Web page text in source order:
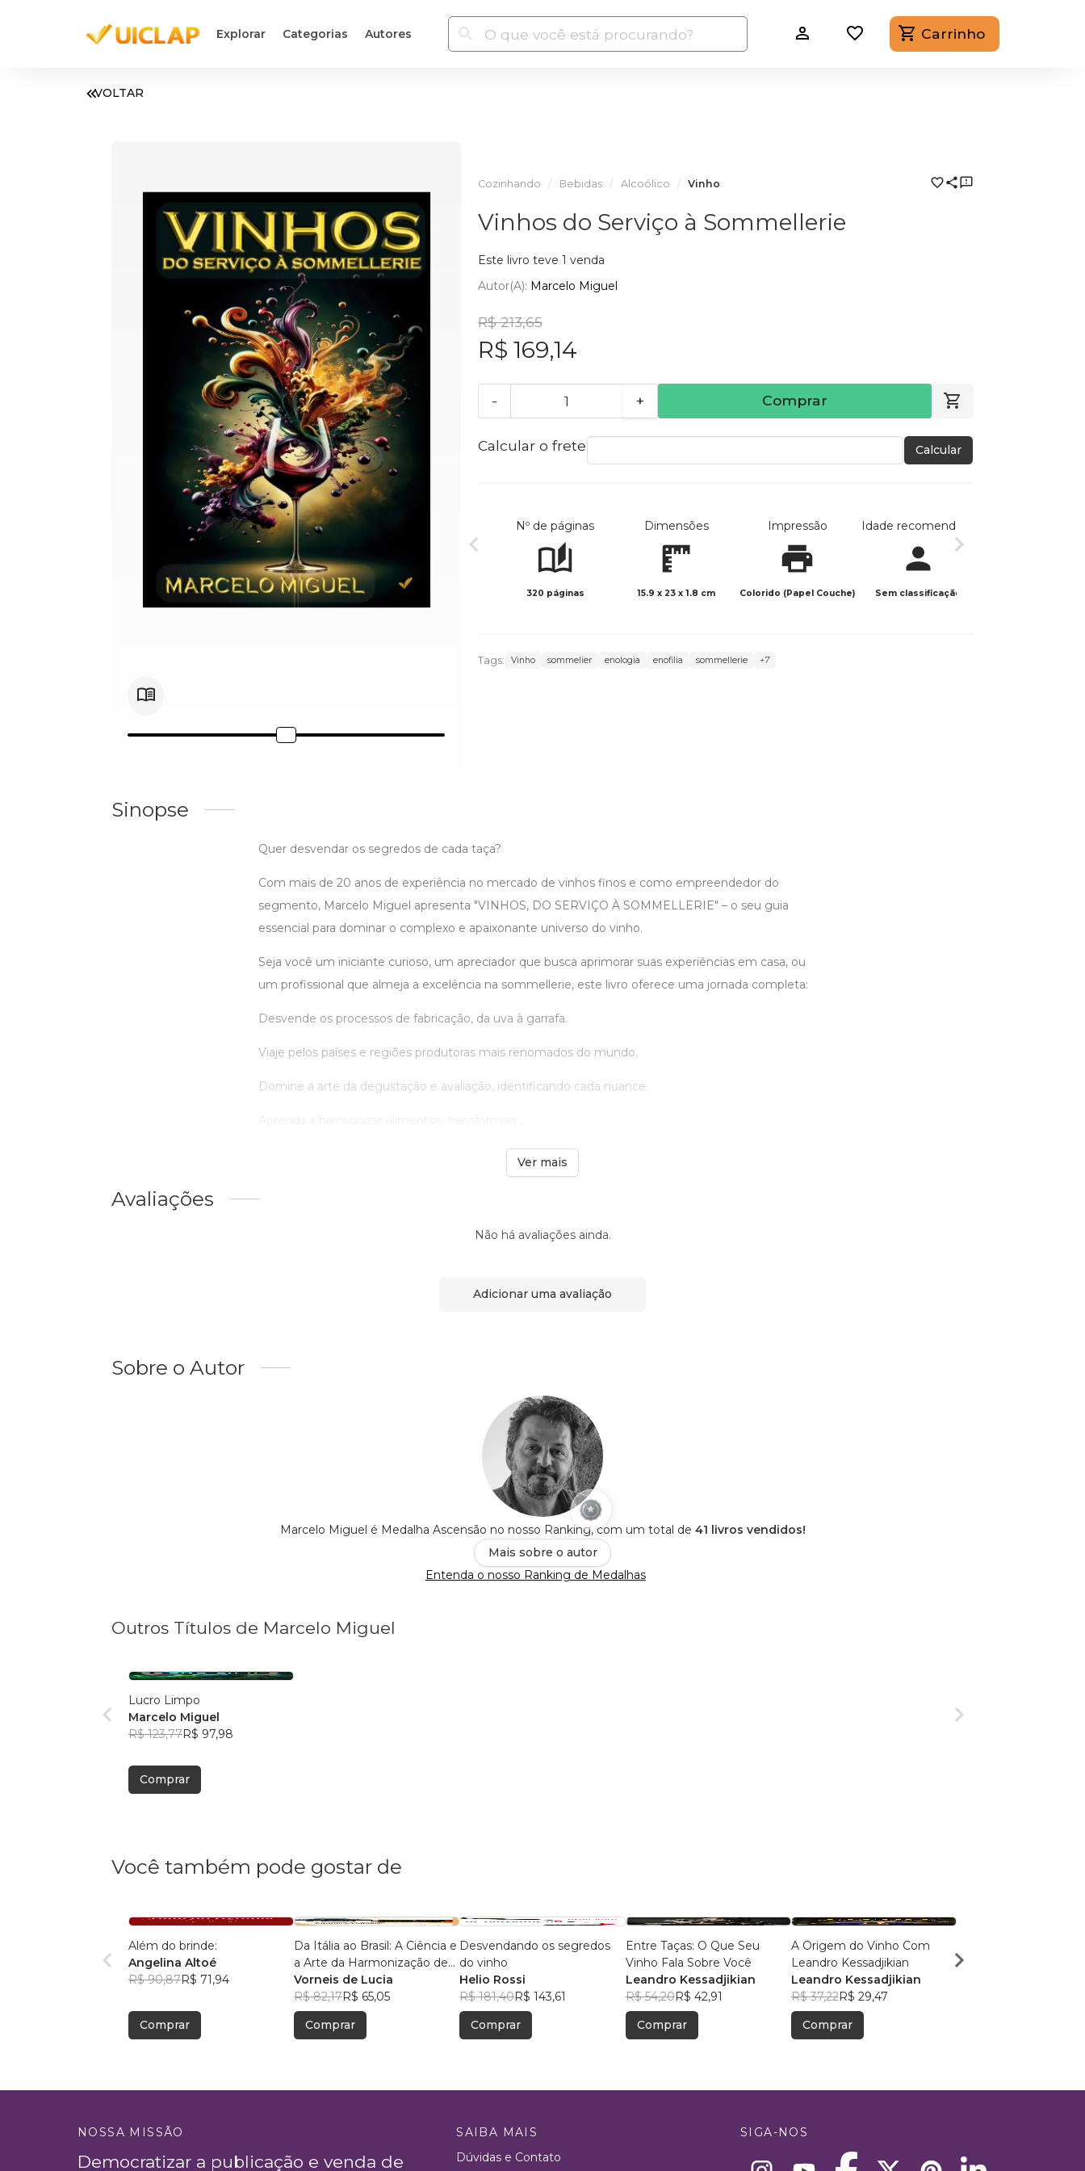
Explorar Categorias Autores Carrinho
VOLTAR
Cozinhando Bebidas Alcoólico Vinho
Vinhos do Serviço à Sommellerie
Este livro teve 1 venda
Autor(a): Marcelo Miguel
R$ 213,65
R$ 169,14
- + Comprar
Calcular o frete Calcular
Nº de páginas
320 páginas
Dimensões
15.9 x 23 x 1.8 cm
Impressão
Colorido (Papel Couche)
Idade recomendada
Sem classificação
Tags: Vinho sommelier enologia enofilia sommellerie +7
Sinopse
Quer desvendar os segredos de cada taça?
Com mais de 20 anos de experiência no mercado de vinhos finos e como empreendedor do
segmento, Marcelo Miguel apresenta "VINHOS, DO SERVIÇO À SOMMELLERIE" – o seu guia
essencial para dominar o complexo e apaixonante universo do vinho.
Seja você um iniciante curioso, um apreciador que busca aprimorar suas experiências em casa, ou
um profissional que almeja a excelência na sommellerie, este livro oferece uma jornada completa:
Desvende os processos de fabricação, da uva à garrafa.
Viaje pelos países e regiões produtoras mais renomados do mundo.
Domine a arte da degustação e avaliação, identificando cada nuance.
Ver mais
Avaliações
Não há avaliações ainda.
Adicionar uma avaliação
Sobre o Autor
Marcelo Miguel é Medalha Ascensão no nosso Ranking, com um total de 41 livros vendidos!
Mais sobre o autor
Entenda o nosso Ranking de Medalhas
Outros Títulos de Marcelo Miguel
Lucro Limpo
Marcelo Miguel
R$ 123,77R$ 97,98
Comprar
Você também pode gostar de
Além do brinde:
Angelina Altoé
R$ 90,87R$ 71,94
Comprar
Da Itália ao Brasil: A Ciência e
a Arte da Harmonização de
Vinhos e Sabores
Vorneis de Lucia
R$ 82,17R$ 65,05
Comprar
Desvendando os segredos
do vinho
Helio Rossi
R$ 181,40R$ 143,61
Comprar
Entre Taças: O Que Seu
Vinho Fala Sobre Você
Leandro Kessadjikian
R$ 54,20R$ 42,91
Comprar
A Origem do Vinho Com
Leandro Kessadjikian
Leandro Kessadjikian
R$ 37,22R$ 29,47
Comprar
Vinho ao Redor do
NOSSA MISSÃO
Democratizar a publicação e venda de
SAIBA MAIS
Dúvidas e Contato
SIGA-NOS